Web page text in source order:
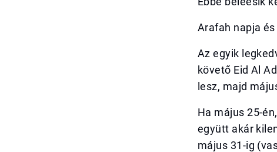
Arafah napja
Az egyik
követő Eid Al
lesz, majd
Ha május 25-
együtt akár
május 31-ig